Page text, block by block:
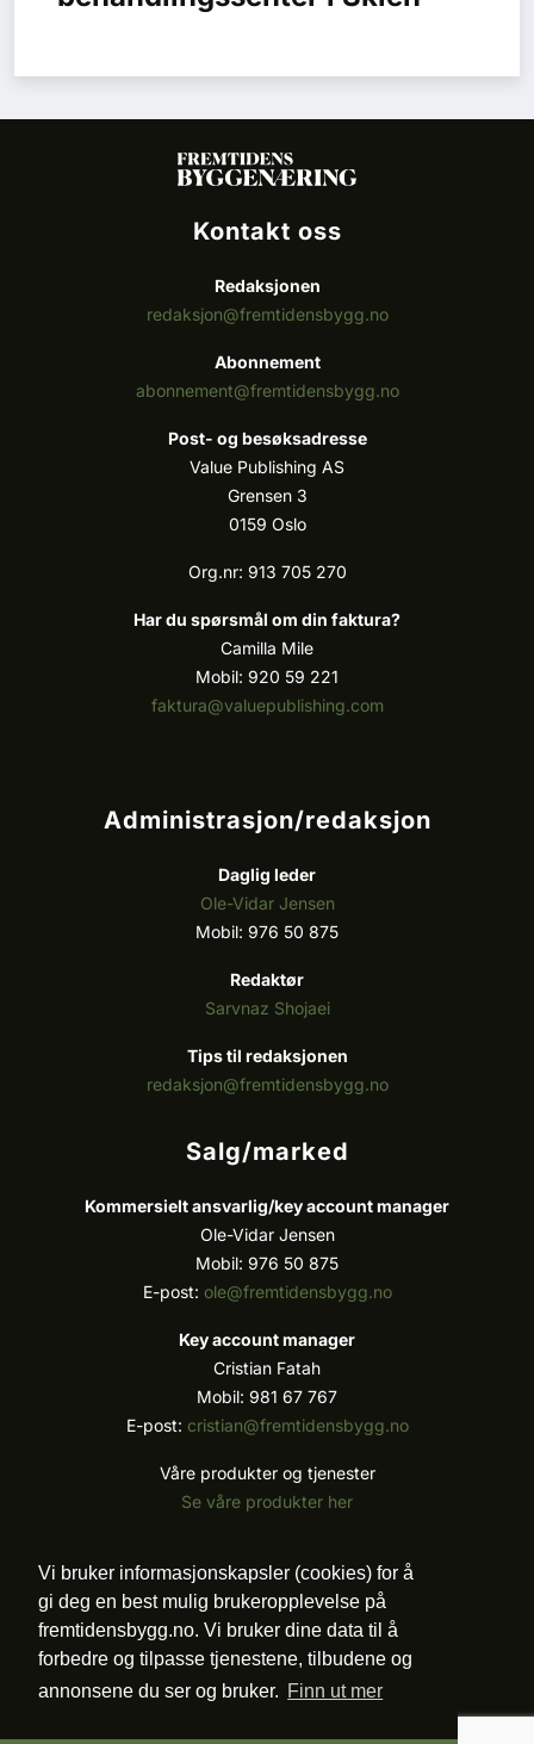
Vi bruker informasjonskapsler (cookies) for å
gi deg en best mulig brukeropplevelse på
fremtidensbygg.no. Vi bruker dine data til å
forbedre og tilpasse tjenestene, tilbudene og
annonsene du ser og bruker. Finn ut mer
Kontakt oss
Redaksjonen
redaksjon@fremtidensbygg.no
Abonnement
abonnement@fremtidensbygg.no
Post- og besøksadresse
Value Publishing AS
Grensen 3
0159 Oslo
Org.nr: 913 705 270
Har du spørsmål om din faktura?
Camilla Mile
Mobil: 920 59 221
faktura@valuepublishing.com
Administrasjon/redaksjon
Daglig leder
Ole-Vidar Jensen
Mobil: 976 50 875
Redaktør
Sarvnaz Shojaei
Tips til redaksjonen
redaksjon@fremtidensbygg.no
Salg/marked
Kommersielt ansvarlig/key account manager
Ole-Vidar Jensen
Mobil: 976 50 875
E-post: ole@fremtidensbygg.no
Key account manager
Cristian Fatah
Mobil: 981 67 767
E-post: cristian@fremtidensbygg.no
Våre produkter og tjenester
Se våre produkter her
Følg oss:
Vi arbeider etter Vær Varsom-plakatens regler for
©2007 - 2026 Value Publishing AS. All Rights